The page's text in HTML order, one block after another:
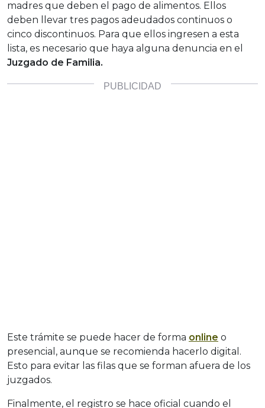
madres que deben el pago de alimentos. Ellos
deben llevar tres pagos adeudados continuos o
cinco discontinuos. Para que ellos ingresen a esta
lista, es necesario que haya alguna denuncia en el
Juzgado de Familia.
Este trámite se puede hacer de forma online o
presencial, aunque se recomienda hacerlo digital.
Esto para evitar las filas que se forman afuera de los
juzgados.
Finalmente, el registro se hace oficial cuando el